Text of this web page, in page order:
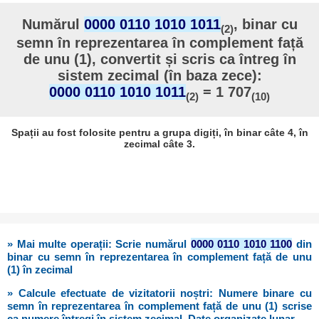
Numărul 0000 0110 1010 1011(2), binar cu
semn în reprezentarea în complement față
de unu (1), convertit și scris ca întreg în
sistem zecimal (în baza zece):
0000 0110 1010 1011(2) = 1 707(10)
Spații au fost folosite pentru a grupa digiți, în binar câte 4, în
zecimal câte 3.
» Mai multe operații: Scrie numărul 0000 0110 1010 1100 din
binar cu semn în reprezentarea în complement față de unu
(1) în zecimal
» Calcule efectuate de vizitatorii noștri: Numere binare cu
semn în reprezentarea în complement față de unu (1) scrise